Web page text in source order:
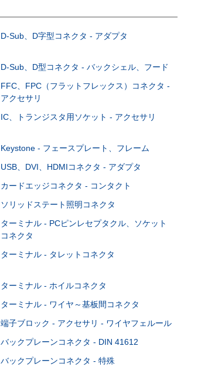
D-Sub、D字型コネクタ - アダプタ
D-Sub、D型コネクタ - バックシェル、フード
FFC、FPC（フラットフレックス）コネクタ -
アクセサリ
IC、トランジスタ用ソケット - アクセサリ
Keystone - フェースプレート、フレーム
USB、DVI、HDMIコネクタ - アダプタ
カードエッジコネクタ - コンタクト
ソリッドステート照明コネクタ
ターミナル - PCピンレセプタクル、ソケット
コネクタ
ターミナル - タレットコネクタ
ターミナル - ホイルコネクタ
ターミナル - ワイヤ～基板間コネクタ
端子ブロック - アクセサリ - ワイヤフェルール
バックプレーンコネクタ - DIN 41612
バックプレーンコネクタ - 特殊